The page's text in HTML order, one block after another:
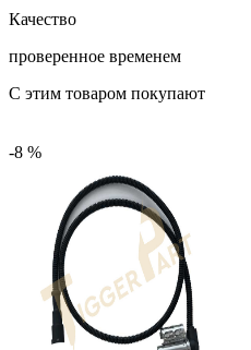
Качество
проверенное временем
С этим товаром покупают
-8 %